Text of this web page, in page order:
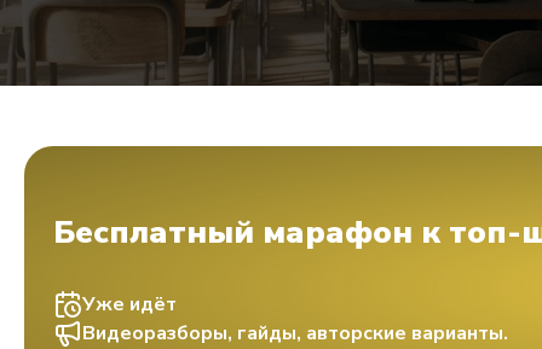
Бесплатный марафон к топ-
Уже идёт
Видеоразборы, гайды, авторские варианты.